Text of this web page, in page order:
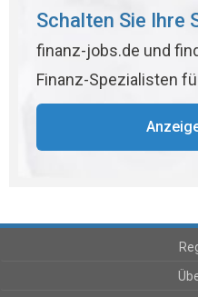
Schalten Sie Ihre
finanz-jobs.de und
Finanz-Spezialisten